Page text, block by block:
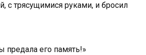
с трясущимися руками, и бросил
предала его память!»